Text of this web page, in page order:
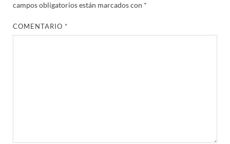
campos obligatorios están marcados con *
COMENTARIO*